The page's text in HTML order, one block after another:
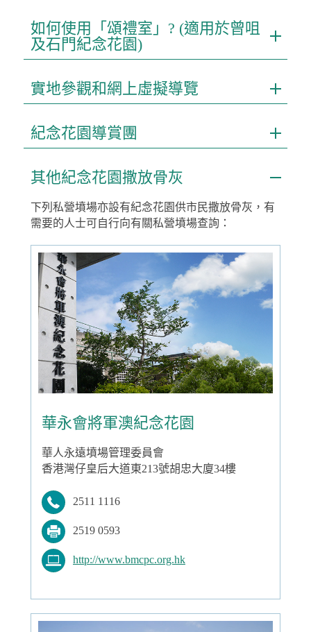
如何使用「頌禮室」? (適用於曾咀
及石門紀念花園)
實地參觀和網上虛擬導覽
紀念花園導賞團
其他紀念花園撒放骨灰
下列私營墳場亦設有紀念花園供市民撒放骨灰，有
需要的人士可自行向有關私營墳場查詢：
華永會將軍澳紀念花園
華人永遠墳場管理委員會
香港灣仔皇后大道東213號胡忠大廈34樓
2511 1116
2519 0593
http://www.bmcpc.org.hk